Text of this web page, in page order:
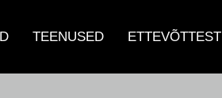
TEENUSED ETTEVÕTTEST